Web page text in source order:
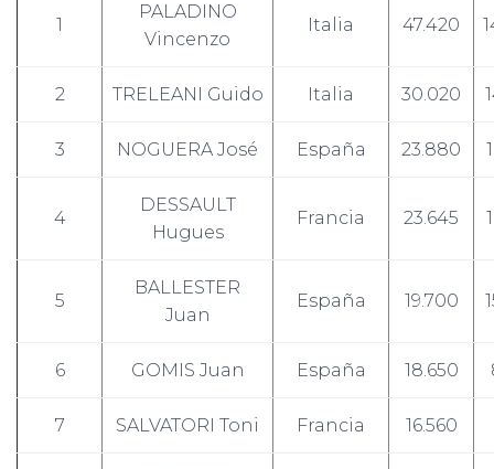
1
PALADINO
Vincenzo
Italia 47.420
2 TRELEANI Guido Italia 30.020
3 NOGUERA José España 23.880
4
DESSAULT
Hugues
Francia 23.645
5
BALLESTER
Juan
España 19.700
6 GOMIS Juan España 18.650
7 SALVATORI Toni Francia 16.560